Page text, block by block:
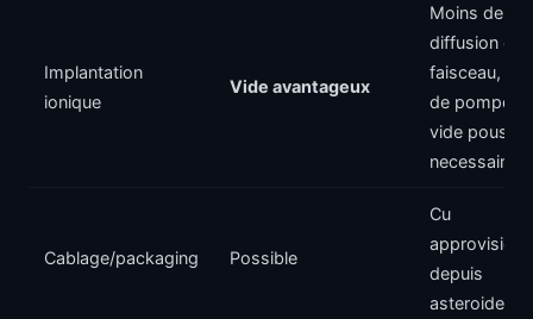
Implantation
ionique
Vide avantageux
Moins de
diffusion du
faisceau,
de pompe a
vide
necessaire
Cablage/packaging Possible
Cu
depuis
asteroides/